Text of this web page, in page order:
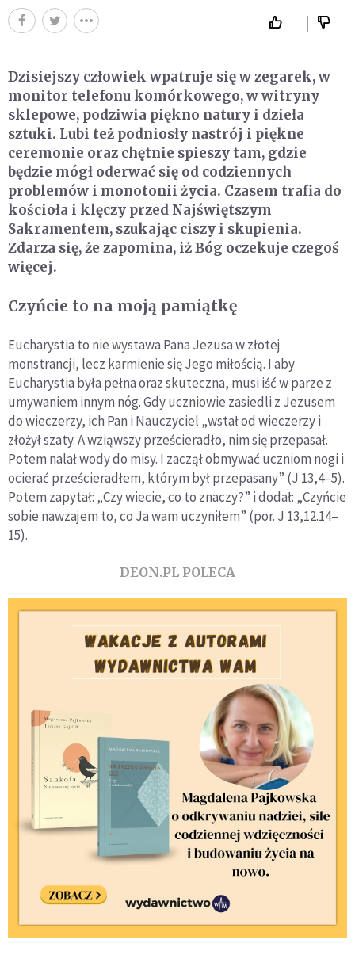
Dzisiejszy człowiek wpatruje się w zegarek, w
monitor telefonu ko­mórkowego, w witryny
sklepowe, podziwia piękno natury i dzieła
sztuki. Lubi też podniosły nastrój i piękne
ceremonie oraz chętnie spieszy tam, gdzie
będzie mógł oderwać się od codziennych
proble­mów i monotonii życia. Czasem trafia do
kościoła i klęczy przed Najświętszym
Sakramentem, szukając ciszy i skupienia.
Zdarza się, że zapomina, iż Bóg oczekuje czegoś
więcej.
Czyńcie to na moją pamiątkę
Eucharystia to nie wystawa Pana Jezusa w złotej
monstrancji, lecz karmienie się Jego miłością. I aby
Eucharystia była pełna oraz sku­teczna, musi iść w parze z
umywaniem innym nóg. Gdy uczniowie zasiedli z Jezusem
do wieczerzy, ich Pan i Nauczyciel „wstał od wieczerzy i
złożył szaty. A wziąwszy prześcieradło, nim się prze­pasał.
Potem nalał wody do misy. I zaczął obmywać uczniom nogi i
ocierać prześcieradłem, którym był przepasany” (J 13,4–5).
Potem zapytał: „Czy wiecie, co to znaczy?” i dodał: „Czyńcie
sobie nawza­jem to, co Ja wam uczyniłem” (por. J 13,12.14–
15).
DEON.PL POLECA